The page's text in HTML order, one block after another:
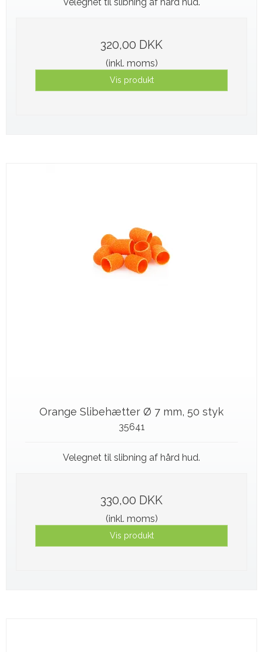
320,00 DKK
(inkl. moms)
Vis produkt
Orange Slibehætter Ø 7 mm, 50 styk
35641
Velegnet til slibning af hård hud.
330,00 DKK
(inkl. moms)
Vis produkt